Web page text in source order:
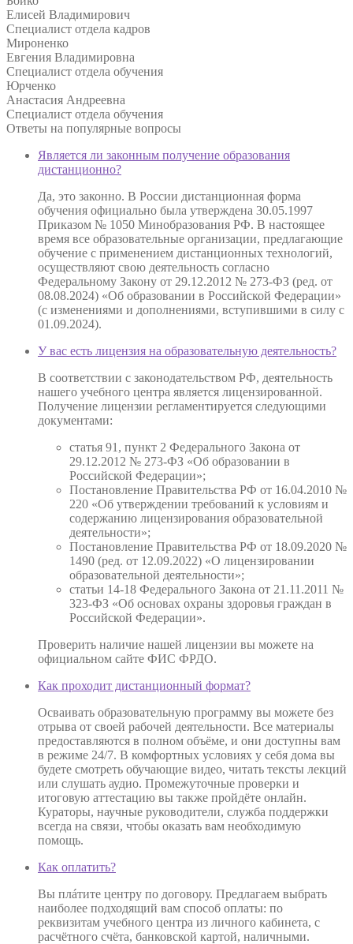
Елисей Владимирович
Специалист отдела кадров
Мироненко
Евгения Владимировна
Специалист отдела обучения
Юрченко
Анастасия Андреевна
Специалист отдела обучения
Ответы на популярные вопросы
Является ли законным получение образования
дистанционно?
Да, это законно. В России дистанционная форма
обучения официально была утверждена 30.05.1997
Приказом № 1050 Минобразования РФ. В настоящее
время все образовательные организации, предлагающие
обучение с применением дистанционных технологий,
осуществляют свою деятельность согласно
Федеральному Закону от 29.12.2012 № 273-ФЗ (ред. от
08.08.2024) «Об образовании в Российской Федерации»
(с изменениями и дополнениями, вступившими в силу с
01.09.2024).
У вас есть лицензия на образовательную деятельность?
В соответствии с законодательством РФ, деятельность
нашего учебного центра является лицензированной.
Получение лицензии регламентируется следующими
документами:
статья 91, пункт 2 Федерального Закона от
29.12.2012 № 273-ФЗ «Об образовании в
Российской Федерации»;
Постановление Правительства РФ от 16.04.2010 №
220 «Об утверждении требований к условиям и
содержанию лицензирования образовательной
деятельности»;
Постановление Правительства РФ от 18.09.2020 №
1490 (ред. от 12.09.2022) «О лицензировании
образовательной деятельности»;
статьи 14-18 Федерального Закона от 21.11.2011 №
323-ФЗ «Об основах охраны здоровья граждан в
Российской Федерации».
Проверить наличие нашей лицензии вы можете на
официальном сайте ФИС ФРДО.
Как проходит дистанционный формат?
Осваивать образовательную программу вы можете без
отрыва от своей рабочей деятельности. Все материалы
предоставляются в полном объёме, и они доступны вам
в режиме 24/7. В комфортных условиях у себя дома вы
будете смотреть обучающие видео, читать тексты лекций
или слушать аудио. Промежуточные проверки и
итоговую аттестацию вы также пройдёте онлайн.
Кураторы, научные руководители, служба поддержки
всегда на связи, чтобы оказать вам необходимую
помощь.
Как оплатить?
Вы плáтите центру по договору. Предлагаем выбрать
наиболее подходящий вам способ оплаты: по
реквизитам учебного центра из личного кабинета, с
расчётного счёта, банковской картой, наличными.